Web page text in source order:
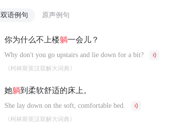
双语例句 原声例句
你为什么不上楼躺一会儿？
Why don't you go upstairs and lie down for a bit?
《柯林斯英汉双解大词典》
她躺到柔软舒适的床上。
She lay down on the soft, comfortable bed.
《柯林斯英汉双解大词典》